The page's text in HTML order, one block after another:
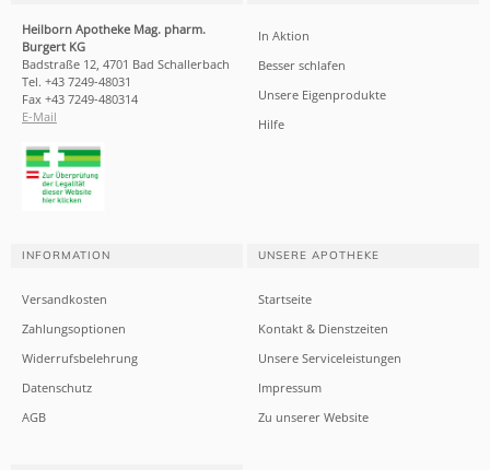
Heilborn Apotheke Mag. pharm.
Burgert KG
Badstraße 12, 4701 Bad Schallerbach
Tel. +43 7249-48031
Fax +43 7249-480314
E-Mail
In Aktion
Besser schlafen
Unsere Eigenprodukte
Hilfe
INFORMATION
Versandkosten
Zahlungsoptionen
Widerrufsbelehrung
Datenschutz
AGB
UNSERE APOTHEKE
Startseite
Kontakt & Dienstzeiten
Unsere Serviceleistungen
Impressum
Zu unserer Website